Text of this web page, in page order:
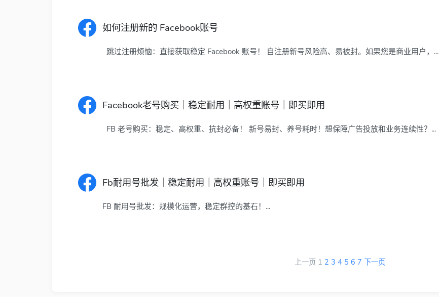
如何注册新的 Facebook账号
跳过注册烦恼：直接获取稳定 Facebook 账号！ 自注册新号风险高、易被封。如果您是商业用户，...
Facebook老号购买｜稳定耐用｜高权重账号｜即买即用
FB 老号购买：稳定、高权重、抗封必备！ 新号易封、养号耗时！想保障广告投放和业务连续性？...
Fb耐用号批发｜稳定耐用｜高权重账号｜即买即用
FB 耐用号批发：规模化运营，稳定群控的基石！...
上一页 1 2 3 4 5 6 7 下一页